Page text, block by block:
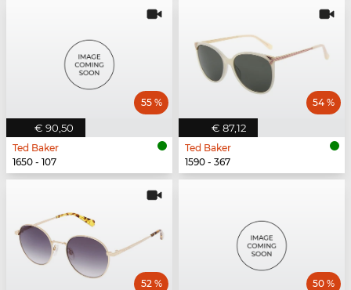
€ 90,50
55 %
Ted Baker
1650 - 107
€ 87,12
54 %
Ted Baker
1590 - 367
52 % 50 %